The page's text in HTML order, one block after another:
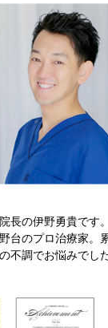
長の伊野勇貴です
台のプロ治療家。
不調でお悩みでし